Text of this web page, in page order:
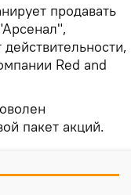
продавать
Red and
пакет акций.